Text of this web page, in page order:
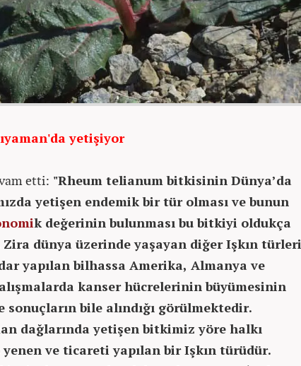
yetişiyor
etti: "Rheum telianum bitkisinin Dünya’da
yetişen endemik bir tür olması ve bunun
k değerinin bulunması bu bitkiyi oldukça
dünya üzerinde yaşayan diğer Işkın türleri
yapılan bilhassa Amerika, Almanya ve
kanser hücrelerinin büyümesinin
sonuçların bile alındığı görülmektedir.
dağlarında yetişen bitkimiz yöre halkı
ve ticareti yapılan bir Işkın türüdür.